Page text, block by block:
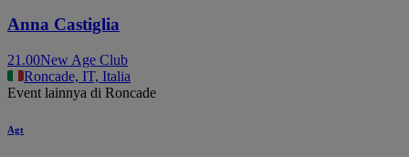
Anna Castiglia
21.00New Age Club
Roncade, IT, Italia
Event lainnya di Roncade
Agt